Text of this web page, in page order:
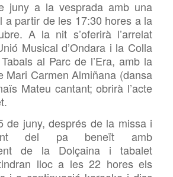
juny a la vesprada amb una
a partir de les 17:30 hores a la
A la nit s’oferirà l’arrelat
Musical d’Ondara i la Colla
al Parc de l’Era, amb la
Mari Carmen Almiñana (dansa
Mateu cantant; obrirà l’acte
de juny, després de la missa i
del pa beneït amb
de la Dolçaina i tabalet
lloc a les 22 hores els